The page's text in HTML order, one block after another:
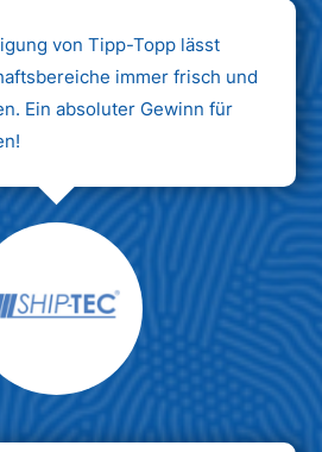
von Tipp-Topp lässt
immer frisch und
Ein absoluter Gewinn für